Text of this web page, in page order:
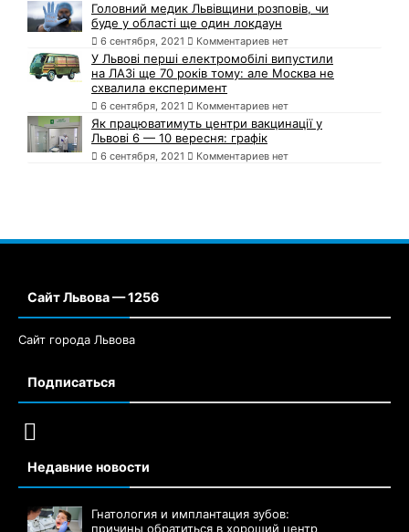
Головний медик Львівщини розповів, чи
буде у області ще один локдаун
6 сентября, 2021 Комментариев нет
У Львові перші електромобілі випустили
на ЛАЗі ще 70 років тому: але Москва не
схвалила експеримент
6 сентября, 2021 Комментариев нет
Як працюватимуть центри вакцинації у
Львові 6 — 10 вересня: графік
6 сентября, 2021 Комментариев нет
Сайт Львова — 1256
Сайт города Львова
Подписаться
Недавние новости
Гнатология и имплантация зубов:
причины обратиться в хороший центр